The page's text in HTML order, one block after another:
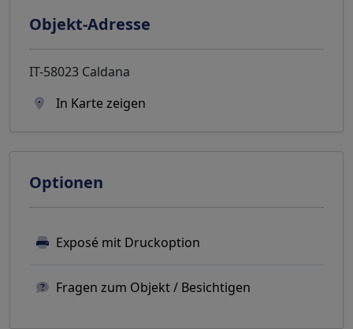
Objekt-Adresse
IT-58023 Caldana
In Karte zeigen
Optionen
Exposé mit Druckoption
Fragen zum Objekt / Besichtigen